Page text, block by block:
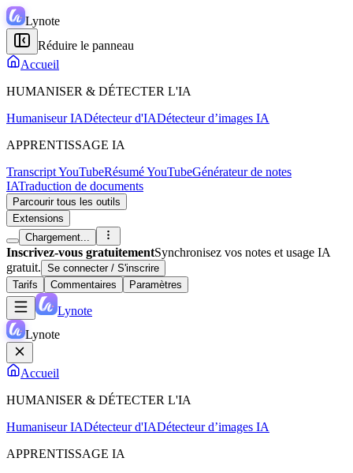
Lynote
Réduire le panneau
Accueil
HUMANISER & DÉTECTER L'IA
Humaniseur IADétecteur d'IADétecteur d’images IA
APPRENTISSAGE IA
Transcript YouTubeRésumé YouTubeGénérateur de notes
IATraduction de documents
Parcourir tous les outils
Extensions
Chargement...
Inscrivez-vous gratuitementSynchronisez vos notes et usage IA
gratuit. Se connecter / S'inscrire
Tarifs
Commentaires Paramètres
Lynote
Lynote
Accueil
HUMANISER & DÉTECTER L'IA
Humaniseur IADétecteur d'IADétecteur d’images IA
APPRENTISSAGE IA